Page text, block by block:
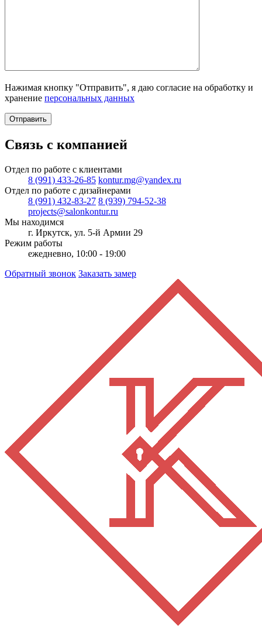
Нажимая кнопку "Отправить", я даю согласие на обработку и
хранение персональных данных
Отправить
Связь с компанией
Отдел по работе с клиентами
8 (991) 433-26-85 kontur.mg@yandex.ru
Отдел по работе с дизайнерами
8 (991) 432-83-27 8 (939) 794-52-38
projects@salonkontur.ru
Мы находимся
г. Иркутск, ул. 5-й Армии 29
Режим работы
ежедневно, 10:00 - 19:00
Обратный звонок Заказать замер